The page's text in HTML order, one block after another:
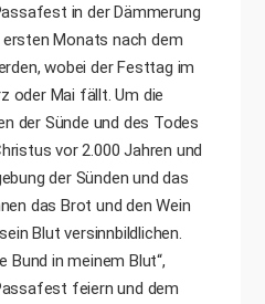
in der Dämmerung
Monats nach dem
wobei der Festtag im
oder Mai fällt. Um die
der Sünde und des Todes
vor 2.000 Jahren und
der Sünden und das
das Brot und den Wein
Blut versinnbildlichen.
Bund in meinem Blut“,
feiern und dem